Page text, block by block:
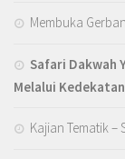
Membuka
Safari Dakwah
Melalui
Kajian Tematik –